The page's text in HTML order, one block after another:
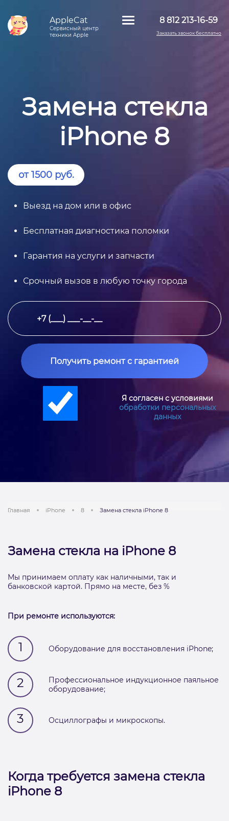
AppleCat
Сервисный центр
техники Apple
8 812 213-16-59
Заказать звонок бесплатно
Замена стекла
iPhone 8
от 1500 руб.
Выезд на дом или в офис
Бесплатная диагностика поломки
Гарантия на услуги и запчасти
Срочный вызов в любую точку города
Получить ремонт с гарантией
Я согласен с условиями
обработки персональных
данных
Главная iPhone 8 Замена стекла iPhone 8
Замена стекла на iPhone 8
Мы принимаем оплату как наличными, так и
банковской картой. Прямо на месте, без %
При ремонте используются:
1 Оборудование для восстановления iPhone;
2
Профессиональное индукционное паяльное
оборудование;
3 Осциллографы и микроскопы.
Когда требуется замена стекла
iPhone 8